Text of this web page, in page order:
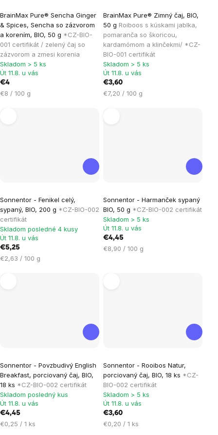
BrainMax Pure® Sencha Ginger
& Spices, Sencha so zázvorom
a korením, BIO, 50 g *CZ-BIO-
001 certifikát / zelený čaj so
zázvorom a zmesi korenia
Skladom > 5 ks
Út 11.8. u vás
€4
Jednotková
€8 / 100 g
BrainMax Pure® Zimný čaj, BIO,
50 g Roiboos s kúskami jablka,
pomaranča so škoricou,
kardamómom a klinčekmi/ *CZ-
BIO-001 certifikát
Skladom > 5 ks
Út 11.8. u vás
€3,60
Jednotková
€7,20 / 100 g
Sonnentor - Fenikel celý,
sypaný, BIO, 200 g *CZ-BIO-002
certifikát
Skladom posledné 4 kusy
Út 11.8. u vás
€5,25
Jednotková
€2,63 / 100 g
Sonnentor - Harmanček sypaný
BIO, 50 g *CZ-BIO-002 certifikát
Skladom > 5 ks
Út 11.8. u vás
€4,45
Jednotková
€8,90 / 100 g
Sonnentor - Povzbudivý English
Breakfast, porciovaný čaj, BIO,
18 ks *CZ-BIO-002 certifikát
Skladom posledný kus
Út 11.8. u vás
€4,45
Jednotková
€0,25 / 1 ks
Sonnentor - Rooibos Natur,
porciovaný čaj, BIO, 18 ks *CZ-
BIO-002 certifikát
Skladom > 5 ks
Út 11.8. u vás
€3,60
Jednotková
€0,20 / 1 ks